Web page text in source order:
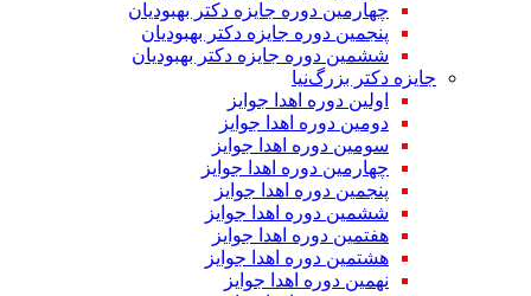
چهارمین دوره جایزه دکتر بهبودیان
پنجمین دوره جایزه دکتر بهبودیان
ششمین دوره جایزه دکتر بهبودیان
جایزه دکتر بزرگ‌نیا
اولین دوره اهدا جوایز
دومین دوره اهدا جوایز
سومین دوره اهدا جوایز
چهارمین دوره اهدا جوایز
پنجمین دوره اهدا جوایز
ششمین دوره اهدا جوایز
هفتمین دوره اهدا جوایز
هشتمین دوره اهدا جوایز
نهمین دوره اهدا جوایز